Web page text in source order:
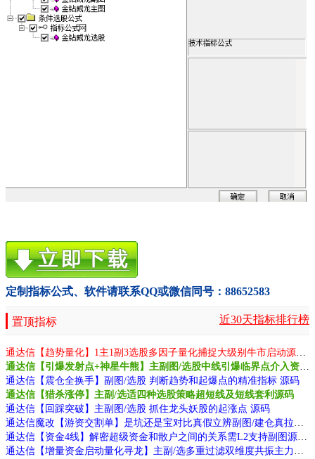
定制指标公式、软件请联系QQ或微信同号：88652583
置顶指标 近30天指标排行榜
通达信【趋势量化】1主1副3选股多因子量化捕捉大级别牛市启动源码
通达信【引爆发射点+神星牛熊】主副图/选股中线引爆临界点介入资金利用效率高源码
通达信【震仓全换手】副图/选股 判断趋势和起爆点的精准指标 源码
通达信【猎杀涨停】主副/选适四种选股策略超短线及短线套利源码
通达信【回踩突破】主副图/选股 抓住龙头妖股的起涨点 源码
通达信魔改【游资交割单】是坑还是宝对比真假立辨副图/建仓真拉升源码
通达信【资金4线】解密超级资金和散户之间的关系需L2支持副图源码
通达信【增量资金启动量化寻龙】主副/选多重过滤双维度共振主力资金识别与共振源码